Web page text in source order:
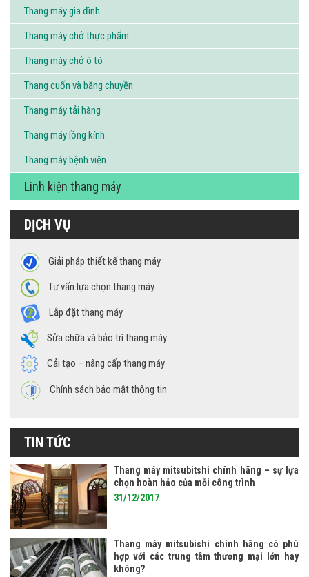
Thang máy gia đình
Thang máy chở thực phẩm
Thang máy chở ô tô
Thang cuốn và băng chuyền
Thang máy tải hàng
Thang máy lồng kính
Thang máy bệnh viện
Linh kiện thang máy
DỊCH VỤ
Giải pháp thiết kế thang máy
Tư vấn lựa chọn thang máy
Lắp đặt thang máy
Sửa chữa và bảo trì thang máy
Cải tạo – nâng cấp thang máy
Chính sách bảo mật thông tin
TIN TỨC
Thang máy mitsubitshi chính hãng – sự lựa
chọn hoàn hảo của mỗi công trình
31/12/2017
Thang máy mitsubishi chính hãng có phù
hợp với các trung tâm thương mại lớn hay
không?